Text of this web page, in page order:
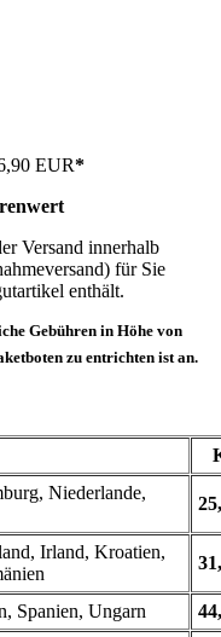
EUR*
Versand innerhalb
für Sie
enthält.
Gebühren in Höhe von
zu entrichten ist an.
Niederlande,
Irland, Kroatien,
Spanien, Ungarn